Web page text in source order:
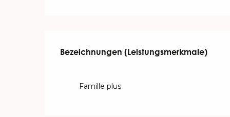
Bezeichnungen (Leistungsmerkmale)
Bezeichnungen (Leistungsmerkmale)
Famille plus